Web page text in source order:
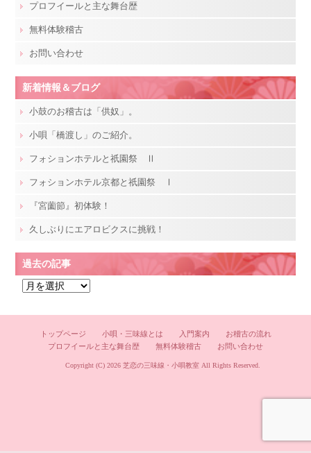
プロフイールと主な舞台歴
無料体験稽古
お問い合わせ
新着情報＆ブログ
小鼓のお稽古は「供奴」。
小唄「橋渡し」のご紹介。
フォションホテルと祇園祭 Ⅱ
フォションホテル京都と祇園祭 Ⅰ
『宮薗節』初体験！
久しぶりにエアロビクスに挑戦！
過去の記事
の
トップページ 小唄・三味線とは 入門案内
お稽古の流れ
プロフイールと主な舞台歴
無料体験稽古 お問い合わせ
Copyright (C) 2026 芝恋の三味線・小唄教室All Rights Reserved.